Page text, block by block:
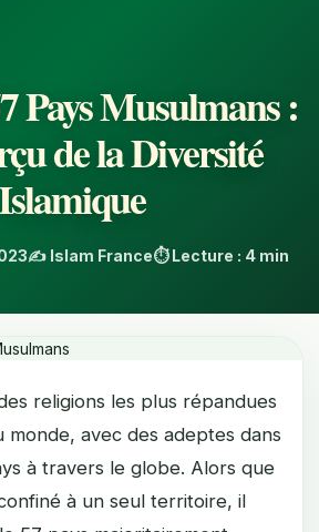
Pays Musulmans :
de la Diversité
✍️ Islam France⏱️ Lecture : 4 min
des religions les plus répandues
monde, avec des adeptes dans
à travers le globe. Alors que
confiné à un seul territoire, il